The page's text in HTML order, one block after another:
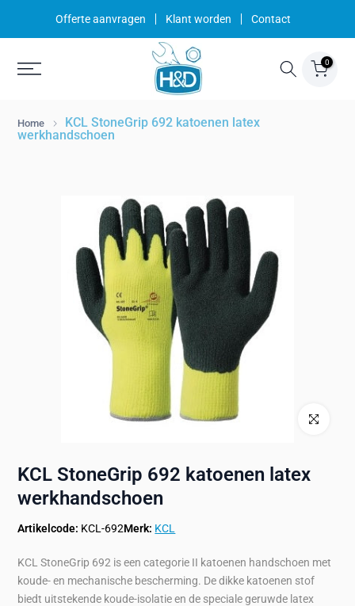
Offerte aanvragen Klant worden Contact
0
Home
KCL StoneGrip 692 katoenen latex
werkhandschoen
Klik om te
KCL StoneGrip 692 katoenen latex
werkhandschoen
Artikelcode: KCL-692Merk: KCL
KCL StoneGrip 692 is een categorie II katoenen handschoen met
koude- en mechanische bescherming. De dikke katoenen stof
biedt uitstekende koude-isolatie en de speciale geruwde latex